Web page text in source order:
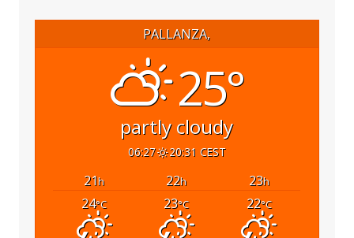
PALLANZA,
25°
partly cloudy
06:27 20:31 CEST
21h 22h 23h
24°C 23°C 22°C